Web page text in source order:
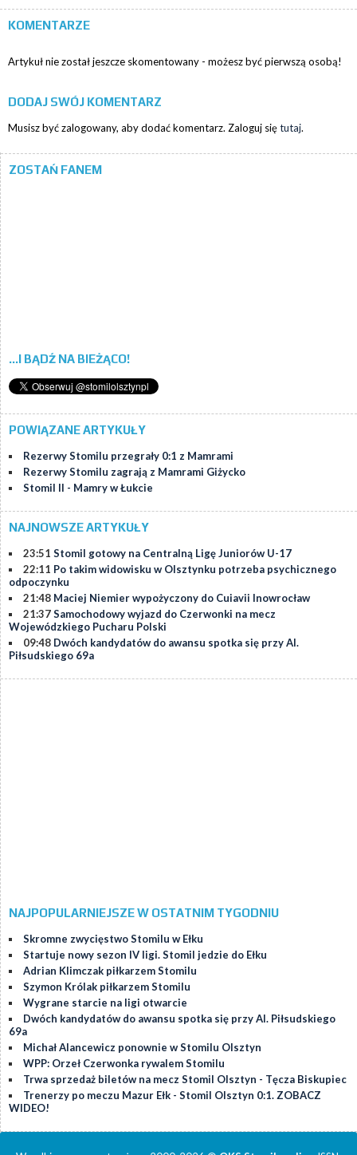
KOMENTARZE
Artykuł nie został jeszcze skomentowany - możesz być pierwszą osobą!
DODAJ SWÓJ KOMENTARZ
Musisz być zalogowany, aby dodać komentarz. Zaloguj siętutaj.
ZOSTAŃ FANEM
...I BĄDŹ NA BIEŻĄCO!
POWIĄZANE ARTYKUŁY
Rezerwy Stomilu przegrały 0:1 z Mamrami
Rezerwy Stomilu zagrają z Mamrami Giżycko
Stomil II - Mamry w Łukcie
NAJNOWSZE ARTYKUŁY
23:51 Stomil gotowy na Centralną Ligę Juniorów U-17
22:11 Po takim widowisku w Olsztynku potrzeba psychicznego
odpoczynku
21:48 Maciej Niemier wypożyczony do Cuiavii Inowrocław
21:37Samochodowy wyjazd do Czerwonki na mecz
Wojewódzkiego Pucharu Polski
09:48 Dwóch kandydatów do awansu spotka się przy Al.
Piłsudskiego 69a
NAJPOPULARNIEJSZE W OSTATNIM TYGODNIU
Skromne zwycięstwo Stomilu w Ełku
Startuje nowy sezon IV ligi. Stomil jedzie do Ełku
Adrian Klimczak piłkarzem Stomilu
Szymon Królak piłkarzem Stomilu
Wygrane starcie na ligi otwarcie
Dwóch kandydatów do awansu spotka się przy Al. Piłsudskiego
69a
Michał Alancewicz ponownie w Stomilu Olsztyn
WPP: Orzeł Czerwonka rywalem Stomilu
Trwa sprzedaż biletów na mecz Stomil Olsztyn - Tęcza Biskupiec
Trenerzy po meczu Mazur Ełk - Stomil Olsztyn 0:1. ZOBACZ
WIDEO!